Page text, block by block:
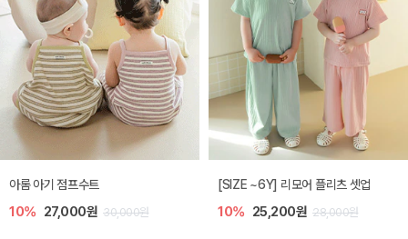
아롬 아기 점프수트
10% 27,000원 30,000원
[SIZE ~6Y] 리모어 플리츠 셋업
10% 25,200원 28,000원